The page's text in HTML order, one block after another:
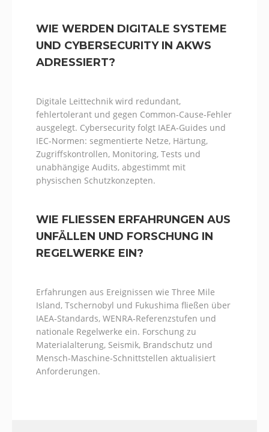
WIE WERDEN DIGITALE SYSTEME
UND CYBERSECURITY IN AKWS
ADRESSIERT?
Digitale Leittechnik wird redundant,
fehlertolerant und gegen Common‑Cause‑Fehler
ausgelegt. Cybersecurity folgt IAEA‑Guides und
IEC‑Normen: segmentierte Netze, Härtung,
Zugriffskontrollen, Monitoring, Tests und
unabhängige Audits, abgestimmt mit
physischen Schutzkonzepten.
WIE FLIESSEN ERFAHRUNGEN AUS U
NFÄLLEN UND FORSCHUNG IN R
EGELWERKE EIN?
Erfahrungen aus Ereignissen wie Three Mile
Island, Tschernobyl und Fukushima fließen über
IAEA‑Standards, WENRA‑Referenzstufen und
nationale Regelwerke ein. Forschung zu
Materialalterung, Seismik, Brandschutz und
Mensch‑Maschine‑Schnittstellen aktualisiert
Anforderungen.